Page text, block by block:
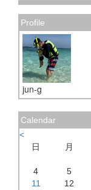
Profile
jun-g
Calendar
<
日
月
4
5
11
12